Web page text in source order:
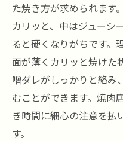
た焼き方が求められます
カリッと、中はジューシ
ると硬くなりがちです。
面が薄くカリッと焼けた
噌ダレがしっかりと絡み
むことができます。焼肉
き時間に細心の注意を払
す。